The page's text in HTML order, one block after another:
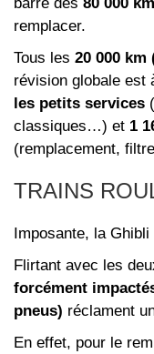
remplacer.
Tous les 20 000 km
révision globale est
les petits services
classiques…) et 1
(remplacement,
TRAINS
Imposante, la
Flirtant avec les
forcément
pneus) réclament
En effet, pour le